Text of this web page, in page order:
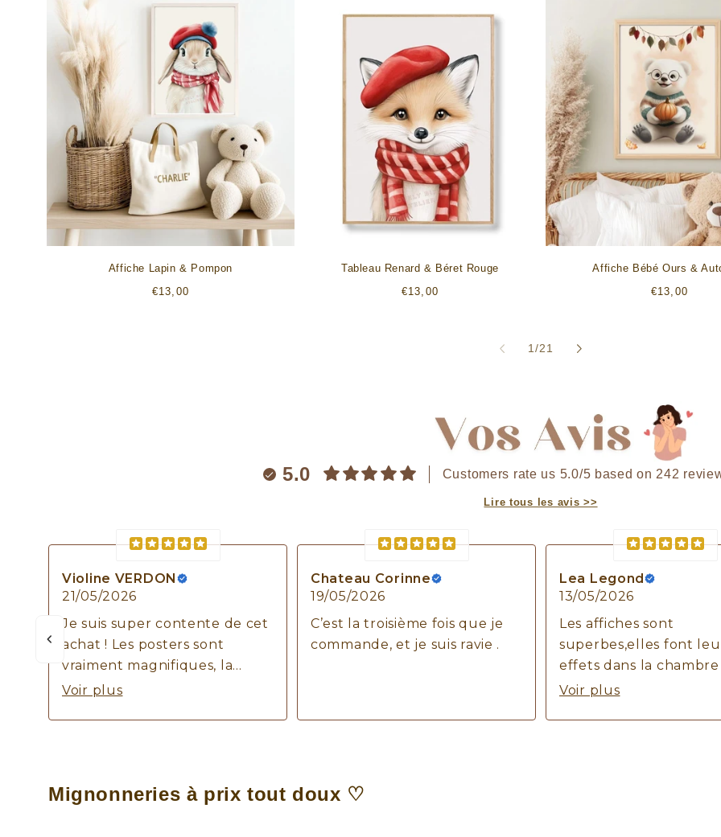
Affiche Lapin & Pompon
Prix
€13,00
Tableau Renard & Béret Rouge
Prix
€13,00
Affiche Bébé Ours &
Prix
€13,00
1/de
21
5.0 Customers rate us 5.0/5 based on 242
Lire tous les avis >>
Violine VERDON
21/05/2026
Je suis super contente de cet
achat ! Les posters sont
vraiment magnifiques, la
finition et la qualité sont top !
Voir plus
Chateau Corinne
19/05/2026
C’est la troisième fois que je
commande, et je suis ravie .
Lea Legond
13/05/2026
Les affiches sont
superbes,elles font
effets dans la
notre fils 😻
Voir plus
Mignonneries à prix tout doux ♡